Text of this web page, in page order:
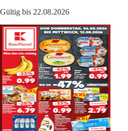
Gültig bis 22.08.2026